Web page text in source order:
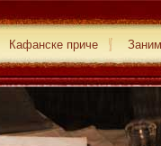
Кафанске приче